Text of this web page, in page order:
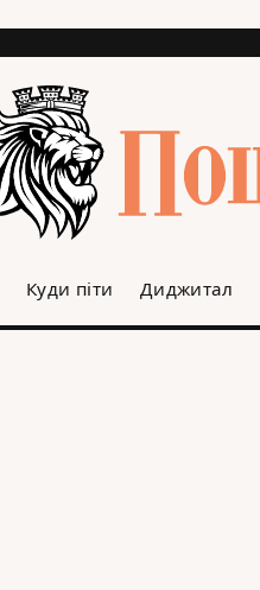
Куди піти Диджитал